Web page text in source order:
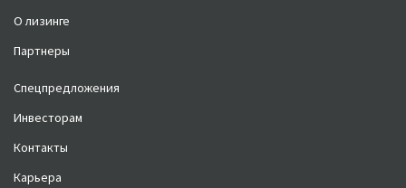
О лизинге
Партнеры
Спецпредложения
Инвесторам
Контакты
Карьера